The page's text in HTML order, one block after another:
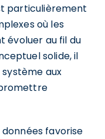
particulièrement
où les
évoluer au fil du
solide, il
aux
favorise